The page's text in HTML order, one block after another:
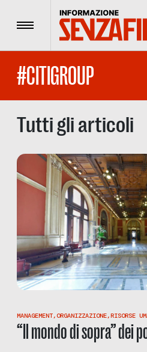
Menu
#CITIGROUP
Tutti gli articoli
MANAGEMENT,ORGANIZZAZIONE,RISORSE
“Il mondo di sopra” dei